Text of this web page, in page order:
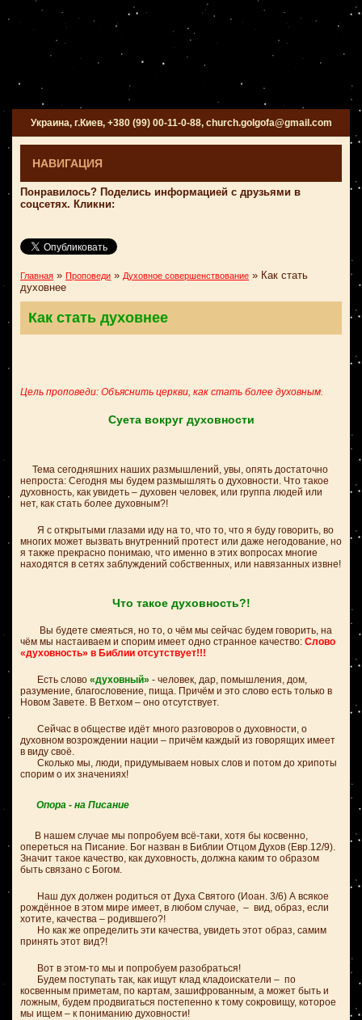
Украина, г.Киев, +380 (99) 00-11-0-88, church.golgofa@gmail.com
НАВИГАЦИЯ
Понравилось? Поделись информацией с друзьями в
соцсетях. Кликни:
Главная » Проповеди » Духовное совершенствование » Как стать
духовнее
Как стать духовнее
Цель проповеди: Объяснить церкви, как стать более духовным.
Суета вокруг духовности
Тема сегодняшних наших размышлений, увы, опять достаточно
непроста: Сегодня мы будем размышлять о духовности. Что такое
духовность, как увидеть – духовен человек, или группа людей или
нет, как стать более духовным?!
Я с открытыми глазами иду на то, что то, что я буду говорить, во
многих может вызвать внутренний протест или даже негодование, но
я также прекрасно понимаю, что именно в этих вопросах многие
находятся в сетях заблуждений собственных, или навязанных извне!
Что такое духовность?!
Вы будете смеяться, но то, о чём мы сейчас будем говорить, на
чём мы настаиваем и спорим имеет одно странное качество: Слово
«духовность» в Библии отсутствует!!!
Есть слово «духовный» - человек, дар, помышления, дом,
разумение, благословение, пища. Причём и это слово есть только в
Новом Завете. В Ветхом – оно отсутствует.
Сейчас в обществе идёт много разговоров о духовности, о
духовном возрождении нации – причём каждый из говорящих имеет
в виду своё.
Сколько мы, люди, придумываем новых слов и потом до хрипоты
спорим о их значениях!
Опора - на Писание
В нашем случае мы попробуем всё-таки, хотя бы косвенно,
опереться на Писание. Бог назван в Библии Отцом Духов (Евр.12/9).
Значит такое качество, как духовность, должна каким то образом
быть связано с Богом.
Наш дух должен родиться от Духа Святого (Иоан. 3/6) А всякое
рождённое в этом мире имеет, в любом случае, – вид, образ, если
хотите, качества – родившего?!
Но как же определить эти качества, увидеть этот образ, самим
принять этот вид?!
Вот в этом-то мы и попробуем разобраться!
Будем поступать так, как ищут клад кладоискатели – по
косвенным приметам, по картам, зашифрованным, а может быть и
ложным, будем продвигаться постепенно к тому сокровищу, которое
мы ищем – к пониманию духовности!